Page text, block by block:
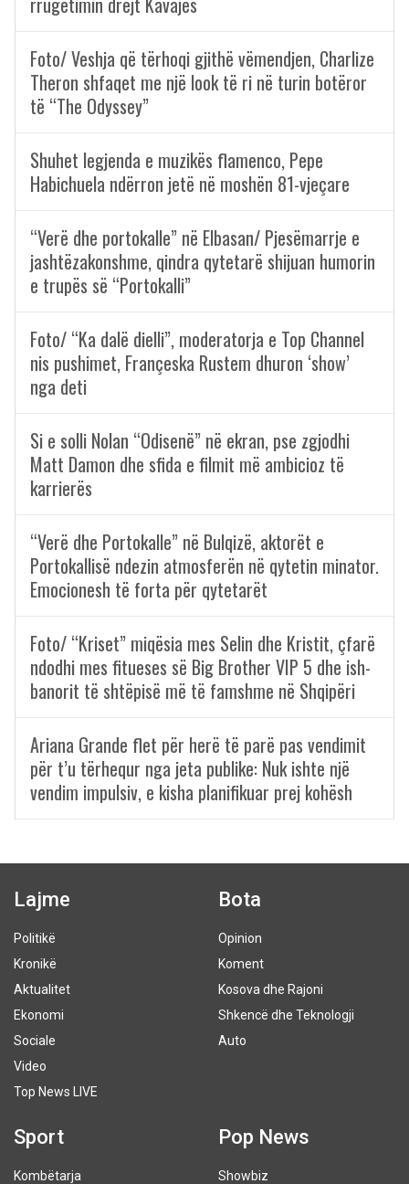
Foto/ Veshja që tërhoqi gjithë vëmendjen, Charlize
Theron shfaqet me një look të ri në turin botëror
të “The Odyssey”
Shuhet legjenda e muzikës flamenco, Pepe
Habichuela ndërron jetë në moshën 81-vjeçare
“Verë dhe portokalle” në Elbasan/ Pjesëmarrje e
jashtëzakonshme, qindra qytetarë shijuan humorin
e trupës së “Portokalli”
Foto/ “Ka dalë dielli”, moderatorja e Top Channel
nis pushimet, Françeska Rustem dhuron ‘show’
nga deti
Si e solli Nolan “Odisenë” në ekran, pse zgjodhi
Matt Damon dhe sfida e filmit më ambicioz të
karrierës
“Verë dhe Portokalle” në Bulqizë, aktorët e
Portokallisë ndezin atmosferën në qytetin minator.
Emocionesh të forta për qytetarët
Foto/ “Kriset” miqësia mes Selin dhe Kristit, çfarë
ndodhi mes fitueses së Big Brother VIP 5 dhe ish-
banorit të shtëpisë më të famshme në Shqipëri
Ariana Grande flet për herë të parë pas vendimit
për t’u tërhequr nga jeta publike: Nuk ishte një
vendim impulsiv, e kisha planifikuar prej kohësh
Lajme
Politikë
Kronikë
Aktualitet
Ekonomi
Sociale
Video
Top News LIVE
Bota
Opinion
Koment
Kosova dhe Rajoni
Shkencë dhe Teknologji
Auto
Sport
Kombëtarja
Pop News
Showbiz